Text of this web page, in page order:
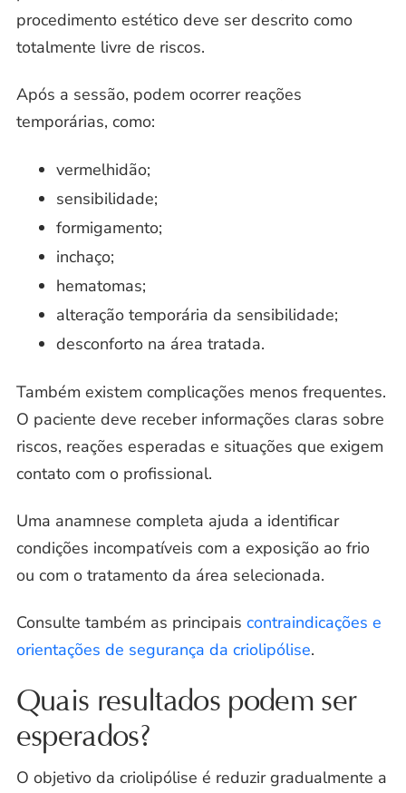
procedimento estético deve ser descrito como
totalmente livre de riscos.
Após a sessão, podem ocorrer reações
temporárias, como:
vermelhidão;
sensibilidade;
formigamento;
inchaço;
hematomas;
alteração temporária da sensibilidade;
desconforto na área tratada.
Também existem complicações menos frequentes.
O paciente deve receber informações claras sobre
riscos, reações esperadas e situações que exigem
contato com o profissional.
Uma anamnese completa ajuda a identificar
condições incompatíveis com a exposição ao frio
ou com o tratamento da área selecionada.
Consulte também as principais contraindicações e
orientações de segurança da criolipólise.
Quais resultados podem ser
esperados?
O objetivo da criolipólise é reduzir gradualmente a